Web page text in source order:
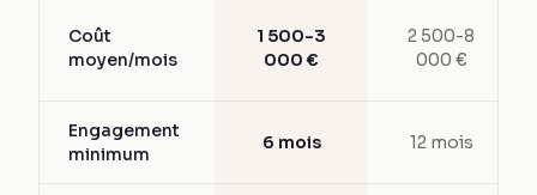
Coût
moyen/mois
1 500-3
000 €
2 500-8
000 €
Engagement
minimum
6 mois 12 mois